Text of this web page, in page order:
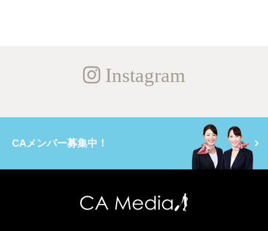
Instagram
CAメンバー募集中！